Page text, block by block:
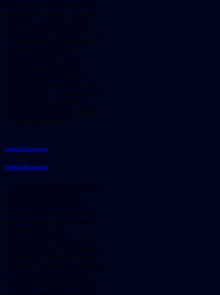
Marcone Oliveira iniciou sua
trajetória na área da saúde pela
Farmácia, formando-se pela
Universidade Vale do Rio Doce.
Posteriormente, graduou-se em
Medicina pelo Instituto
Metropolitano de Ensino
Superior (Imes). Realizou
residência em Pediatria no
Hospital José Lucas Filho, em
Minas Gerais, e obteve título de
especialista pela Sociedade
Brasileira de Pediatria. Também
se especializou em […]
Juliana Romantini
Juliana Romantini
Profissional de Educação Física
com mais de 25 anos de
experiência, Ju Romantini é
referência na integração entre
corpo e mente. Especializou-se
em Mindfulness pela
Universidade Federal de São
Paulo (Unifesp) e em Medicina
do Estilo de Vida pela Harvard
University. Também passou pela
formação com Nuno Cobra,
voltada ao desenvolvimento de
alta performance. Criadora […]